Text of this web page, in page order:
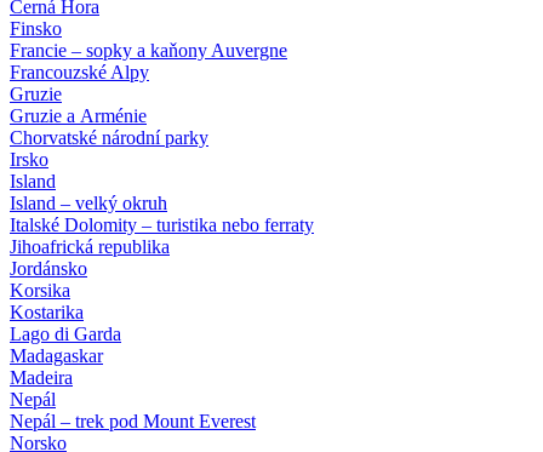
Černá Hora
Finsko
Francie – sopky a kaňony Auvergne
Francouzské Alpy
Gruzie
Gruzie a Arménie
Chorvatské národní parky
Irsko
Island
Island – velký okruh
Italské Dolomity – turistika nebo ferraty
Jihoafrická republika
Jordánsko
Korsika
Kostarika
Lago di Garda
Madagaskar
Madeira
Nepál
Nepál – trek pod Mount Everest
Norsko